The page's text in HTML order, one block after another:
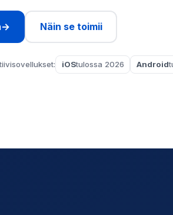
→ Näin se toimii
iOStulossa 2026 Android